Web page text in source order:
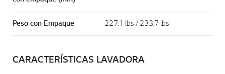
Peso con Empaque 227.1 lbs / 233.7 lbs
CARACTERÍSTICAS LAVADORA